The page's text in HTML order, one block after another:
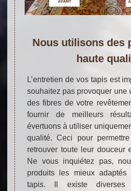
Nous utilisons des
haute
L’entretien de vos tapis est
souhaitez pas provoquer une
des fibres de votre
fournir de meilleurs
évertuons à utiliser
qualité. Ceci pour
retrouver toute leur douceur
Ne vous inquiétez pas,
produits les mieux
tapis. Il existe diverses